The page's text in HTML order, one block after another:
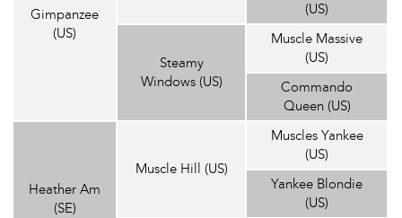
Gimpanzee
(US)
(US)
Steamy
Windows (US)
Muscle Massive
(US)
Commando
Queen (US)
Heather Am
(SE)
Muscle Hill (US)
Muscles Yankee
(US)
Yankee Blondie
(US)